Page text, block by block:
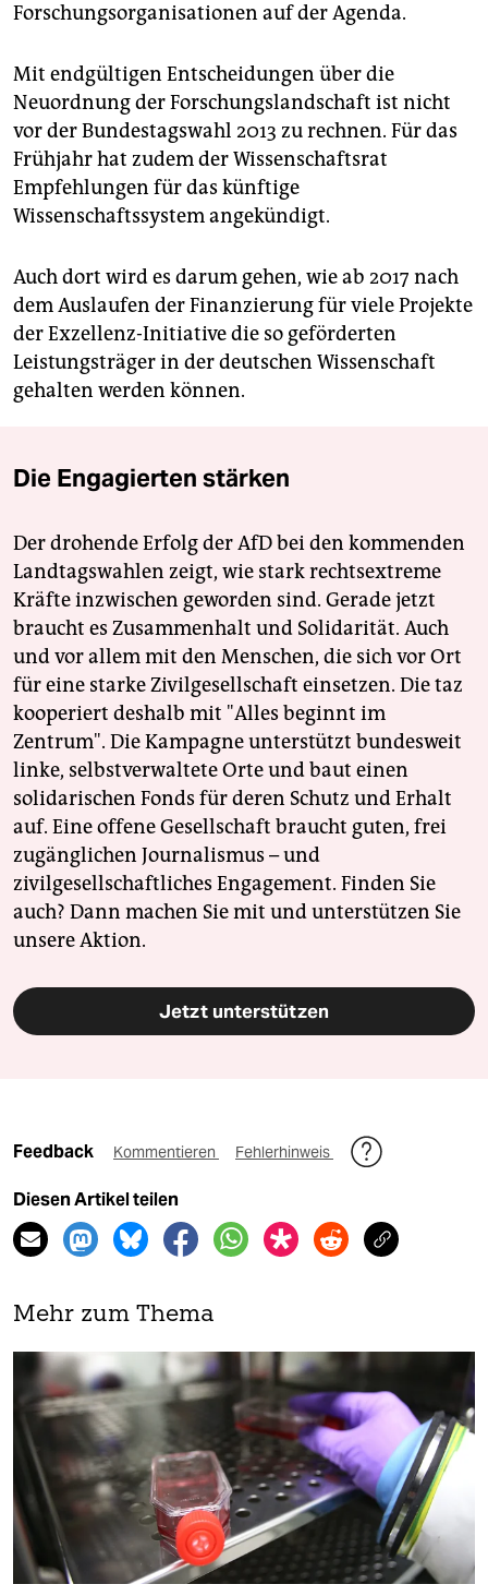
Forschungsorganisationen auf der Agenda.
Mit endgültigen Entscheidungen über die
Neuordnung der Forschungslandschaft ist nicht
vor der Bundestagswahl 2013 zu rechnen. Für das
Frühjahr hat zudem der Wissenschaftsrat
Empfehlungen für das künftige
Wissenschaftssystem angekündigt.
Auch dort wird es darum gehen, wie ab 2017 nach
dem Auslaufen der Finanzierung für viele Projekte
der Exzellenz-Initiative die so geförderten
Leistungsträger in der deutschen Wissenschaft
gehalten werden können.
Die Engagierten stärken
Der drohende Erfolg der AfD bei den kommenden
Landtagswahlen zeigt, wie stark rechtsextreme
Kräfte inzwischen geworden sind. Gerade jetzt
braucht es Zusammenhalt und Solidarität. Auch
und vor allem mit den Menschen, die sich vor Ort
für eine starke Zivilgesellschaft einsetzen. Die taz
kooperiert deshalb mit "Alles beginnt im
Zentrum". Die Kampagne unterstützt bundesweit
linke, selbstverwaltete Orte und baut einen
solidarischen Fonds für deren Schutz und Erhalt
auf. Eine offene Gesellschaft braucht guten, frei
zugänglichen Journalismus – und
zivilgesellschaftliches Engagement. Finden Sie
auch? Dann machen Sie mit und unterstützen Sie
unsere Aktion.
Jetzt unterstützen
Feedback Kommentieren Fehlerhinweis
Diesen Artikel teilen
Mehr zum Thema